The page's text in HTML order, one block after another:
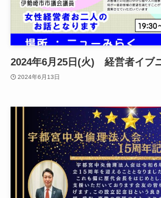
2024年6月25日(火) 経営者イブ
2024年6月13日